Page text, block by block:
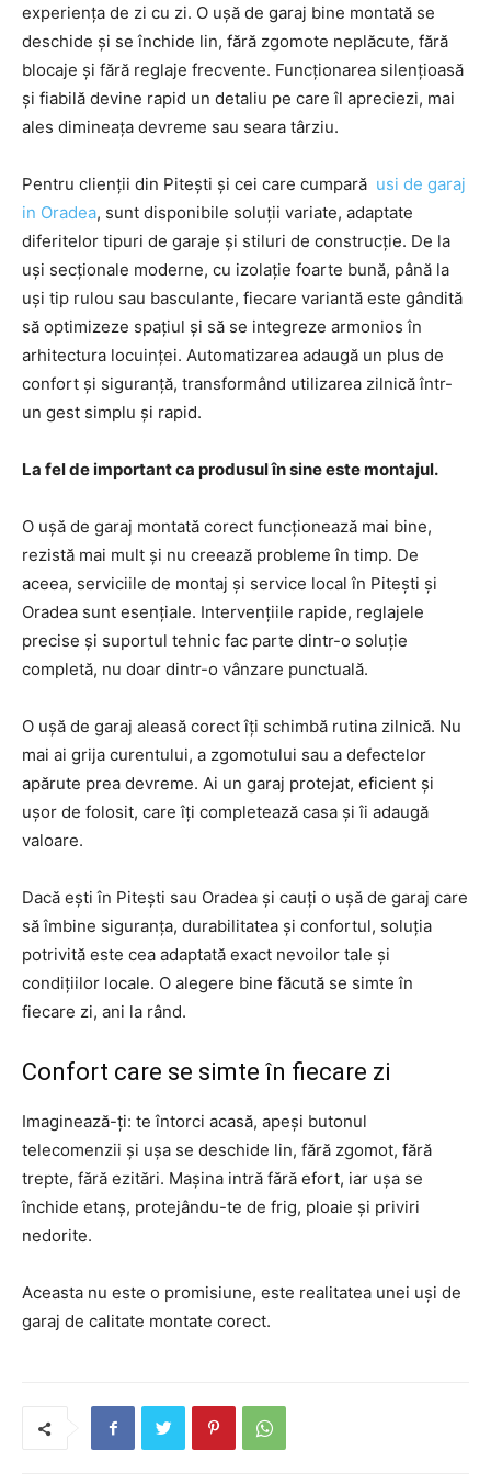
experiența de zi cu zi. O ușă de garaj bine montată se
deschide și se închide lin, fără zgomote neplăcute, fără
blocaje și fără reglaje frecvente. Funcționarea silențioasă
și fiabilă devine rapid un detaliu pe care îl apreciezi, mai
ales dimineața devreme sau seara târziu.
Pentru clienții din Pitești și cei care cumpară usi de garaj
in Oradea, sunt disponibile soluții variate, adaptate
diferitelor tipuri de garaje și stiluri de construcție. De la
uși secționale moderne, cu izolație foarte bună, până la
uși tip rulou sau basculante, fiecare variantă este gândită
să optimizeze spațiul și să se integreze armonios în
arhitectura locuinței. Automatizarea adaugă un plus de
confort și siguranță, transformând utilizarea zilnică într-
un gest simplu și rapid.
La fel de important ca produsul în sine este montajul.
O ușă de garaj montată corect funcționează mai bine,
rezistă mai mult și nu creează probleme în timp. De
aceea, serviciile de montaj și service local în Pitești și
Oradea sunt esențiale. Intervențiile rapide, reglajele
precise și suportul tehnic fac parte dintr-o soluție
completă, nu doar dintr-o vânzare punctuală.
O ușă de garaj aleasă corect îți schimbă rutina zilnică. Nu
mai ai grija curentului, a zgomotului sau a defectelor
apărute prea devreme. Ai un garaj protejat, eficient și
ușor de folosit, care îți completează casa și îi adaugă
valoare.
Dacă ești în Pitești sau Oradea și cauți o ușă de garaj care
să îmbine siguranța, durabilitatea și confortul, soluția
potrivită este cea adaptată exact nevoilor tale și
condițiilor locale. O alegere bine făcută se simte în
fiecare zi, ani la rând.
Confort care se simte în fiecare zi
Imaginează-ți: te întorci acasă, apeși butonul
telecomenzii și ușa se deschide lin, fără zgomot, fără
trepte, fără ezitări. Mașina intră fără efort, iar ușa se
închide etanș, protejându-te de frig, ploaie și priviri
nedorite.
Aceasta nu este o promisiune, este realitatea unei uși de
garaj de calitate montate corect.